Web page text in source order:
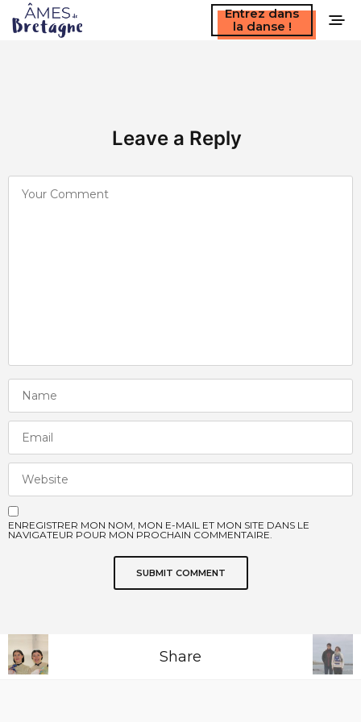
Entrez dans
la danse !
Leave a Reply
ENREGISTRER MON NOM, MON E-MAIL ET MON SITE DANS LE
NAVIGATEUR POUR MON PROCHAIN COMMENTAIRE.
Share